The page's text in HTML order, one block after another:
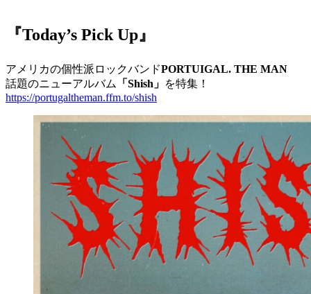
『Today’s Pick Up』
アメリカの個性派ロックバンドPORTUIGAL. THE MAN
話題のニューアルバム
「Shish」 を特集！
https://portugaltheman.ffm.to/shish